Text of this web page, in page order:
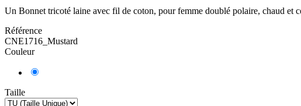
Un Bonnet tricoté laine avec fil de coton, pour femme doublé polaire, chaud et
Référence
CNE1716_Mustard
Couleur
Taille